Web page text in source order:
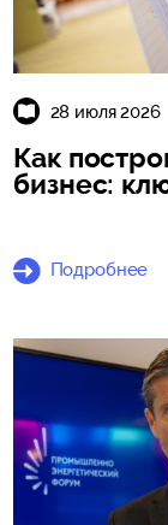
28 июля 2026
Как
бизнес:
Подробнее